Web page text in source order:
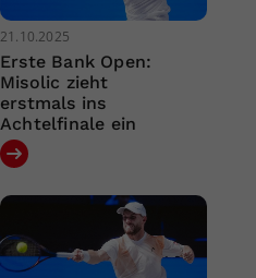
21.10.2025
Erste Bank Open:
Misolic zieht
erstmals ins
Achtelfinale ein